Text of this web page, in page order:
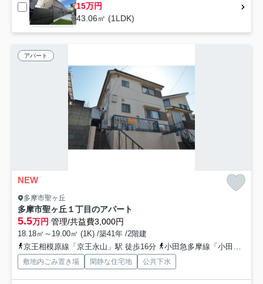
15万円
43.06㎡ (1LDK)
アパート
NEW
多摩市聖ヶ丘
多摩市聖ヶ丘１丁目のアパート
5.5万円 管理/共益費3,000円
18.18㎡～19.00㎡ (1K) /築41年 /2階建
京王相模原線「京王永山」駅 徒歩16分
小田急多摩線「小田急永山」駅 徒歩17分
敷地内ごみ置き場 閑静な住宅地 公共下水